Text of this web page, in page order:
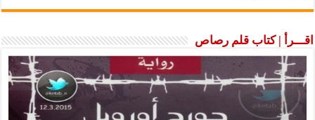
اقـــرأ | كتاب قلم رصاص